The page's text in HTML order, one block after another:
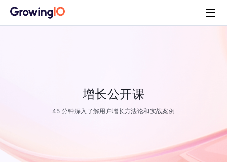
增长公开课
45 分钟深入了解用户增长方法论和实战案例